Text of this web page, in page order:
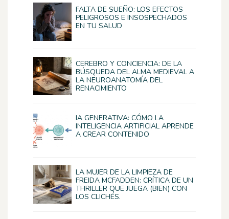
FALTA DE SUEÑO: LOS EFECTOS
PELIGROSOS E INSOSPECHADOS
EN TU SALUD
CEREBRO Y CONCIENCIA: DE LA
BÚSQUEDA DEL ALMA MEDIEVAL A
LA NEUROANATOMÍA DEL
RENACIMIENTO
IA GENERATIVA: CÓMO LA
INTELIGENCIA ARTIFICIAL APRENDE
A CREAR CONTENIDO
LA MUJER DE LA LIMPIEZA DE
FREIDA MCFADDEN: CRÍTICA DE UN
THRILLER QUE JUEGA (BIEN) CON
LOS CLICHÉS.